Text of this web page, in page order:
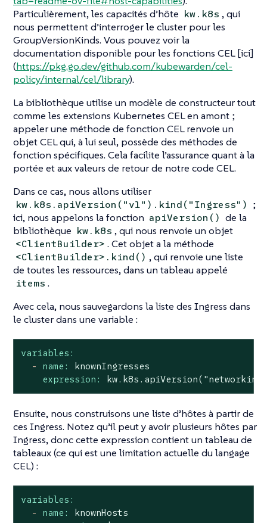
Particulièrement, les capacités d’hôte kw.k8s , qui
nous permettent d’interroger le cluster pour les
GroupVersionKinds. Vous pouvez voir la
documentation disponible pour les fonctions CEL [ici]
(https://pkg.go.dev/github.com/kubewarden/cel-
policy/internal/cel/library).
La bibliothèque utilise un modèle de constructeur tout
comme les extensions Kubernetes CEL en amont ;
appeler une méthode de fonction CEL renvoie un
objet CEL qui, à lui seul, possède des méthodes de
fonction spécifiques. Cela facilite l’assurance quant à la
portée et aux valeurs de retour de notre code CEL.
Dans ce cas, nous allons utiliser
kw.k8s.apiVersion("v1").kind("Ingress") ;
ici, nous appelons la fonction apiVersion() de la
bibliothèque kw.k8s , qui nous renvoie un objet
<ClientBuilder> . Cet objet a la méthode
<ClientBuilder>.kind() , qui renvoie une liste
de toutes les ressources, dans un tableau appelé
items .
Avec cela, nous sauvegardons la liste des Ingress dans
le cluster dans une variable :
variables:
-
name:
knownIngresses
expression:
Ensuite, nous construisons une liste d’hôtes à partir de
ces Ingress. Notez qu’il peut y avoir plusieurs hôtes par
Ingress, donc cette expression contient un tableau de
tableaux (ce qui est une limitation actuelle du langage
CEL) :
variables:
-
name:
knownHosts